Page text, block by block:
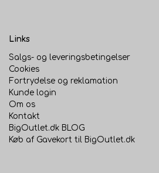
Links
Salgs- og leveringsbetingelser
Cookies
Fortrydelse og reklamation
Kunde login
Om os
Kontakt
BigOutlet.dk BLOG
Køb af Gavekort til BigOutlet.dk